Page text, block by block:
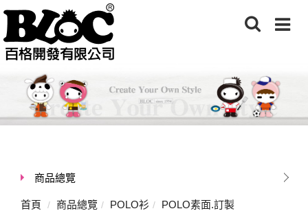
商品總覽
首頁 商品總覽 POLO衫 POLO素面.訂製